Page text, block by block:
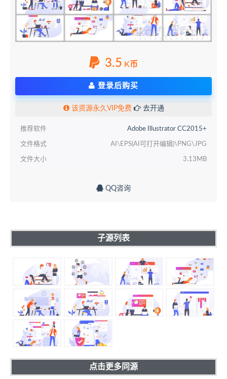
3.5 K币
登录后购买
该资源永久VIP免费 去开通
推荐软件 Adobe Illustrator CC2015+
文件格式 AI\EPS(AI可打开编辑)\PNG\JPG
文件大小 3.13MB
QQ咨询
子源列表
点击更多同源